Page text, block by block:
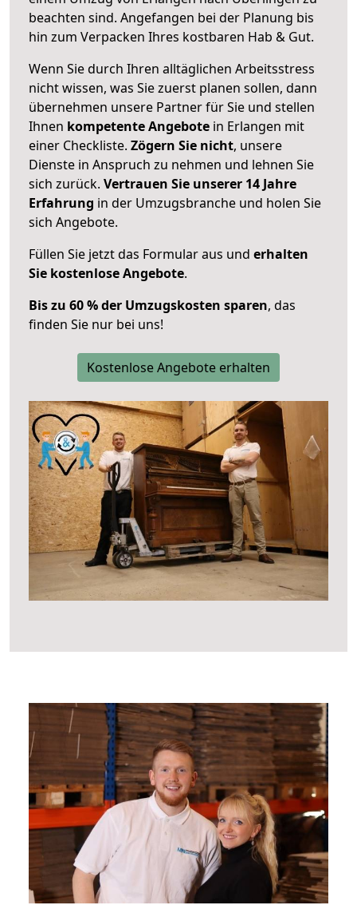
beachten sind. Angefangen bei der Planung bis
hin zum Verpacken Ihres kostbaren Hab & Gut.
Wenn Sie durch Ihren alltäglichen Arbeitsstress
nicht wissen, was Sie zuerst planen sollen, dann
übernehmen unsere Partner für Sie und stellen
Ihnen kompetente Angebote in Erlangen mit
einer Checkliste. Zögern Sie nicht, unsere
Dienste in Anspruch zu nehmen und lehnen Sie
sich zurück. Vertrauen Sie unserer 14 Jahre
Erfahrung in der Umzugsbranche und holen Sie
sich Angebote.
Füllen Sie jetzt das Formular aus und erhalten
Sie kostenlose Angebote.
Bis zu 60 % der Umzugskosten sparen, das
finden Sie nur bei uns!
Kostenlose Angebote erhalten